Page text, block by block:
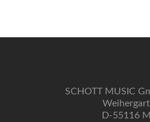
SCHOTT MUSIC
D-55116